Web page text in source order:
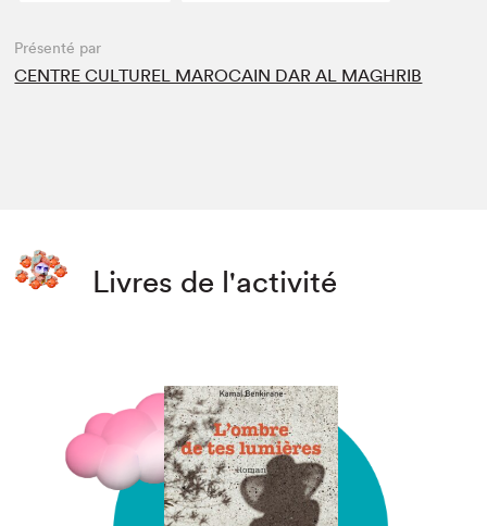
Présenté par
CENTRE CULTUREL MAROCAIN DAR AL MAGHRIB
Livres de l'activité